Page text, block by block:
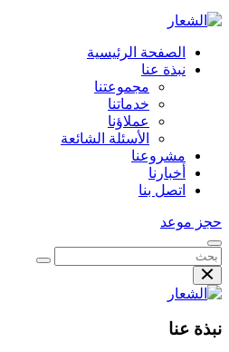
الصفحة الرئيسية
نبذة عنا
مجموعتنا
خدماتنا
عملاؤنا
الأسئلة الشائعة
مشروعنا
أخبارنا
اتصل بنا
حجز موعد
نبذة عنا